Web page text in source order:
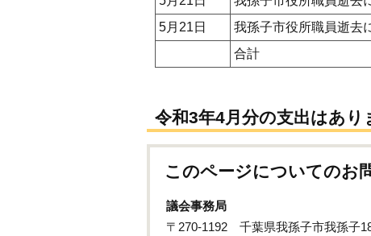
5月21日
我孫子市役所職員逝去
合計
令和3年4月分の支出はあり
このページについてのお
議会事務局
〒270-1192 千葉県我孫子市我孫子